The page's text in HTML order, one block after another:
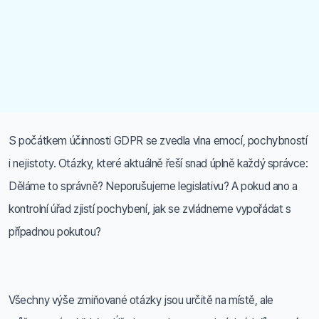
S počátkem účinnosti GDPR se zvedla vlna emocí, pochybností
i nejistoty. Otázky, které aktuálně řeší snad úplně každý správce:
Děláme to správně? Neporušujeme legislativu? A pokud ano a
kontrolní úřad zjistí pochybení, jak se zvládneme vypořádat s
případnou pokutou?
Všechny výše zmiňované otázky jsou určitě na místě, ale